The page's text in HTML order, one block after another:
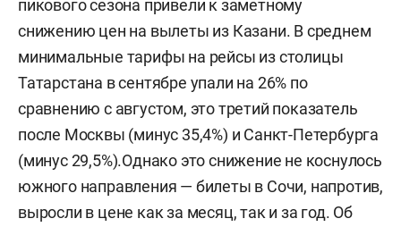
пикового сезона привели к заметному
снижению цен на вылеты из Казани. В среднем
минимальные тарифы на рейсы из столицы
Татарстана в сентябре упали на 26% по
сравнению с августом, это третий показатель
после Москвы (минус 35,4%) и Санкт-Петербурга
(минус 29,5%).Однако это снижение не коснулось
южного направления — билеты в Сочи, напротив,
выросли в цене как за месяц, так и за год. Об